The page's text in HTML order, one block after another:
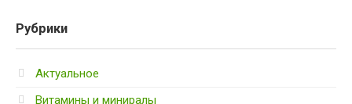
Рубрики
Актуальное
Витамины и миниралы